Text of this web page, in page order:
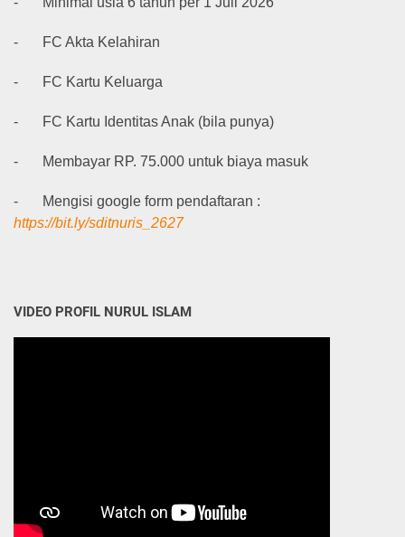
- FC Akta Kelahiran
- FC Kartu Keluarga
- FC Kartu Identitas Anak (bila punya)
- Membayar RP. 75.000 untuk biaya masuk
-
Mengisi google form pendaftaran :
https://bit.ly/sditnuris_2627
VIDEO PROFIL NURUL ISLAM